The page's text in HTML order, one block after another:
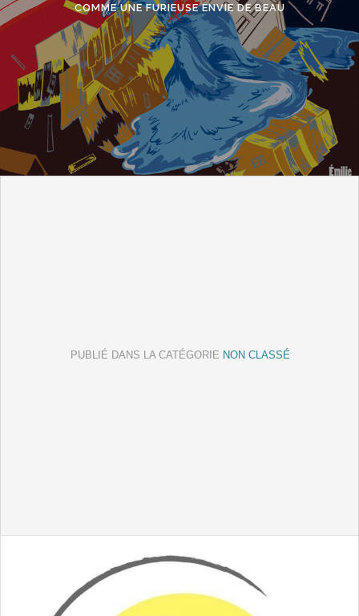
COMME UNE FURIEUSE ENVIE DE BEAU
PUBLIÉ DANS LA CATÉGORIE NON CLASSÉ